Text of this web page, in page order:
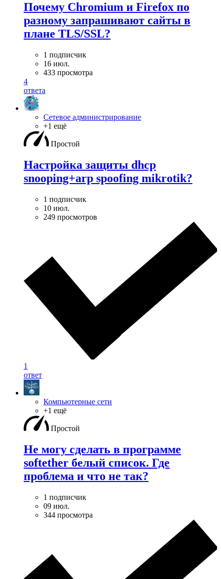
Почему Chromium и Firefox по
разному запрашивают сайты в
плане TLS/SSL?
1 подписчик
16 июл.
433 просмотра
4
ответа
Сетевое администрирование
+1 ещё
Простой
Настройка защиты dhcp
snooping+arp spoofing mikrotik?
1 подписчик
10 июл.
249 просмотров
1
ответ
Компьютерные сети
+1 ещё
Простой
Не могу сделать в программе
softether белый список. Где
проблема и что не так?
1 подписчик
09 июл.
344 просмотра